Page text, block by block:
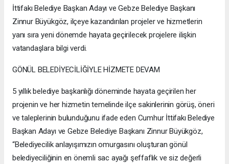
İttifakı Belediye Başkan Adayı ve Gebze Belediye Başkanı
Zinnur Büyükgöz, ilçeye kazandırılan projeler ve hizmetlerin
yanı sıra yeni dönemde hayata geçirilecek projelere ilişkin
vatandaşlara bilgi verdi.
GÖNÜL BELEDİYECİLİĞİYLE HİZMETE DEVAM
5 yıllık belediye başkanlığı döneminde hayata geçirilen her
projenin ve her hizmetin temelinde ilçe sakinlerinin görüş, öneri
ve taleplerinin bulunduğunu ifade eden Cumhur İttifakı Belediye
Başkan Adayı ve Gebze Belediye Başkanı Zinnur Büyükgöz,
“Belediyecilik anlayışımızın omurgasını oluşturan gönül
belediyeciliğinin en önemli sac ayağı şeffaflık ve siz değerli